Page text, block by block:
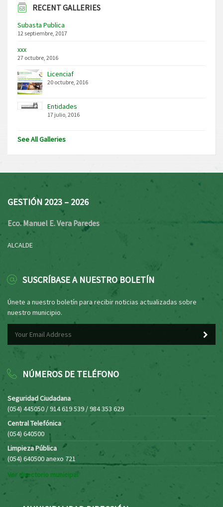
RECENT GALLERIES
Subasta Publica
12 septiembre, 2017
xxx
27 octubre, 2016
Licenciaf
20 octubre, 2016
Entidades
17 julio, 2016
See All Galleries
GESTIÓN 2023 – 2026
Eco. Manuel E. Vera Paredes
ALCALDE
SUSCRÍBASE A NUESTRO BOLETÍN
Únete a nuestro boletín para recibir noticias actualizadas sobre
nuestro municipio.
NÚMEROS DE TELÉFONO
Seguridad Ciudadana
(054) 445050 / 914 619 539 / 984 353 629
Central Telefónica
(054) 640500
Limpieza Pública
(054) 640500 anexo 721
Ver directorio municipal